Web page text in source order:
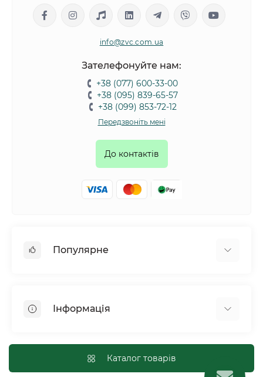
info@zvc.com.ua
Зателефонуйте нам:
+38 (077) 600-33-00
+38 (095) 839-65-57
+38 (099) 853-72-12
Передзвоніть мені
До контактів
Популярне
Птахи
Рептилії
Сільськогосподарські тварини та птахи
Інформація
Оплата і доставка
Політика конфіденційності
Каталог товарів